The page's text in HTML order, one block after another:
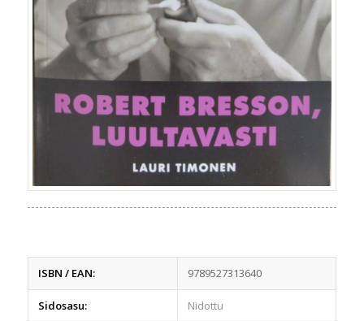
ISBN / EAN: 9789527313640
Sidosasu: Nidottu